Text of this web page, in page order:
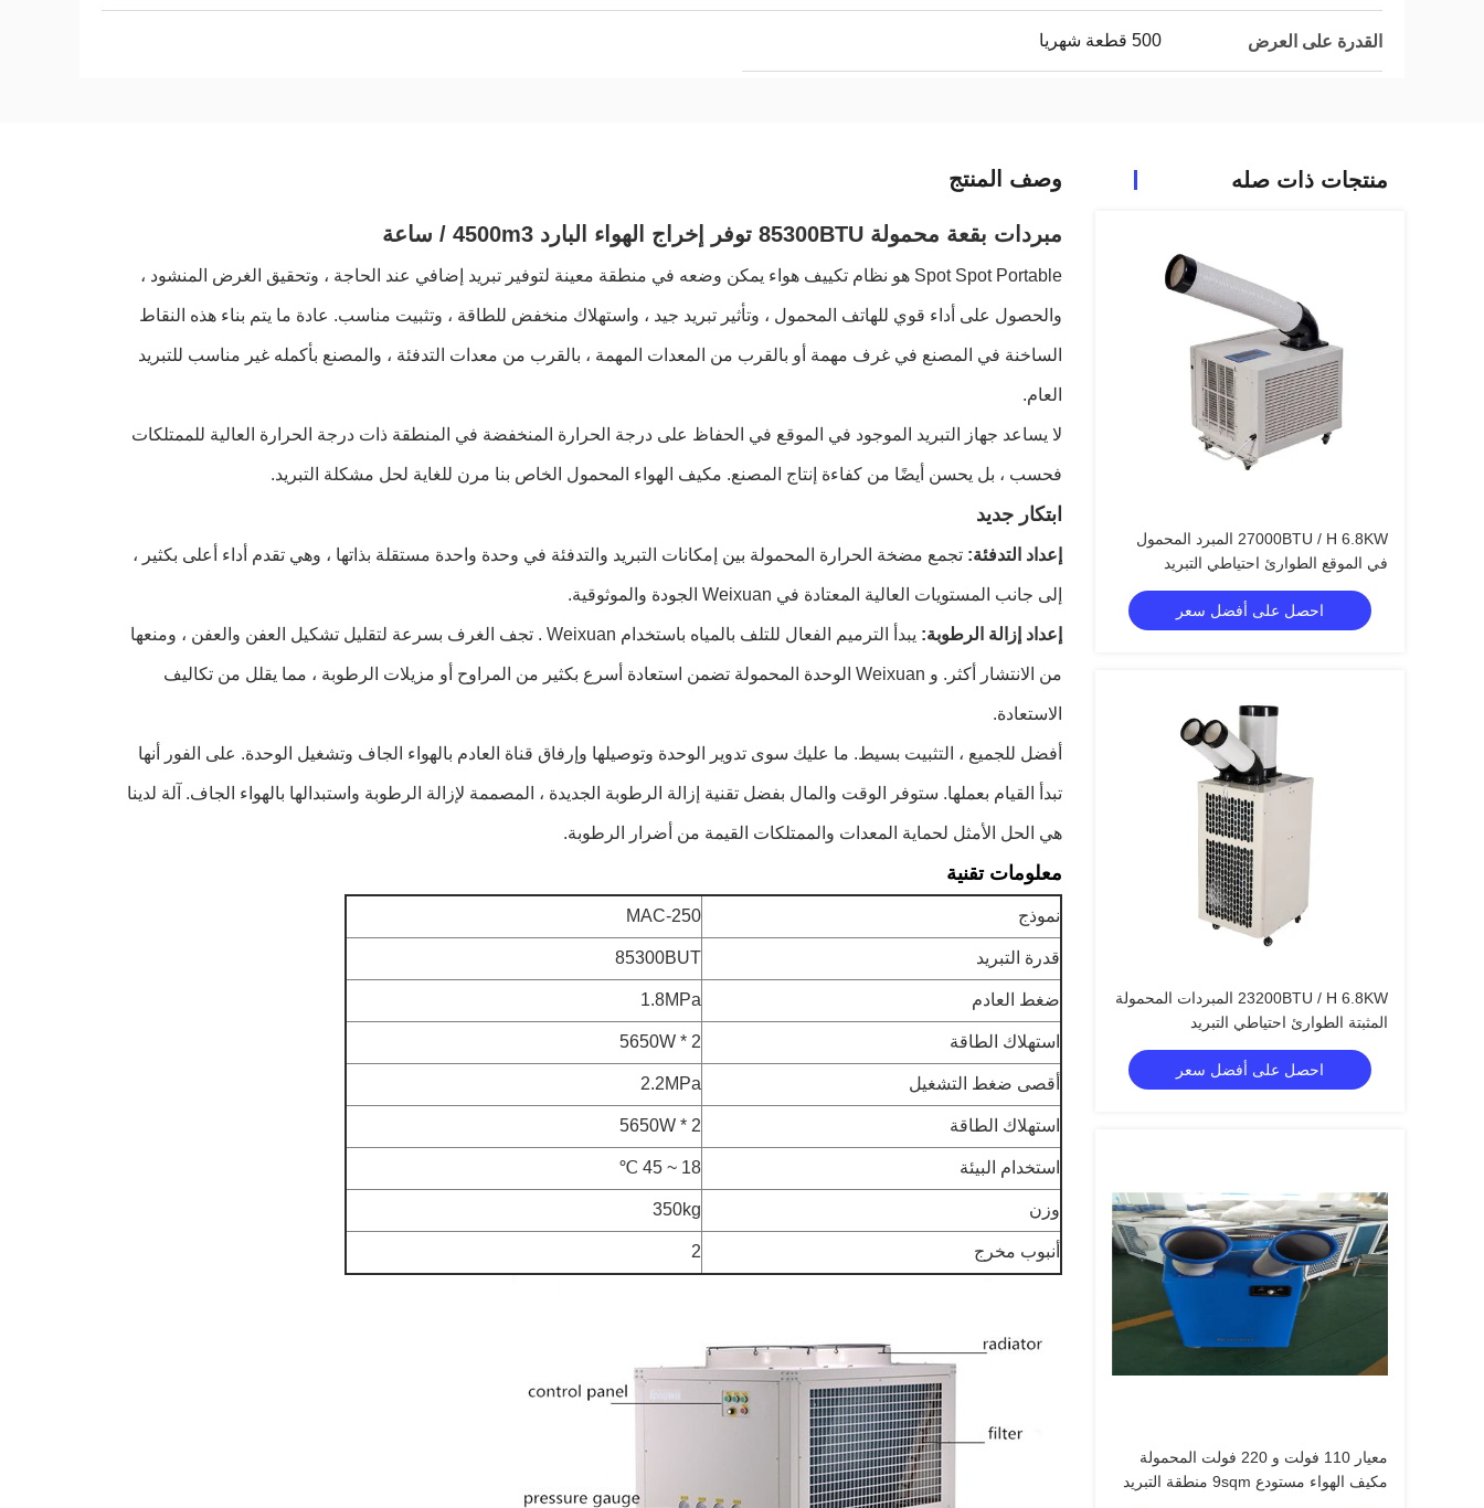
القدرة على العرض 500 قطعة شهريا
منتجات ذات صله
27000BTU / H 6.8KW المبرد المحمول
في الموقع الطوارئ احتياطي التبريد
احصل على أفضل سعر
23200BTU / H 6.8KW المبردات المحمولة
المثبتة الطوارئ احتياطي التبريد
احصل على أفضل سعر
معيار 110 فولت و 220 فولت المحمولة
مكيف الهواء مستودع 9sqm منطقة التبريد
وصف المنتج
مبردات بقعة محمولة 85300BTU توفر إخراج الهواء البارد 4500m3 / ساعة
Spot Spot Portable هو نظام تكييف هواء يمكن وضعه في منطقة معينة لتوفير تبريد إضافي عند الحاجة ، وتحقيق الغرض المنشود ،
والحصول على أداء قوي للهاتف المحمول ، وتأثير تبريد جيد ، واستهلاك منخفض للطاقة ، وتثبيت مناسب. عادة ما يتم بناء هذه النقاط
الساخنة في المصنع في غرف مهمة أو بالقرب من المعدات المهمة ، بالقرب من معدات التدفئة ، والمصنع بأكمله غير مناسب للتبريد
العام.
لا يساعد جهاز التبريد الموجود في الموقع في الحفاظ على درجة الحرارة المنخفضة في المنطقة ذات درجة الحرارة العالية للممتلكات
فحسب ، بل يحسن أيضًا من كفاءة إنتاج المصنع. مكيف الهواء المحمول الخاص بنا مرن للغاية لحل مشكلة التبريد.
ابتكار جديد
إعداد التدفئة: تجمع مضخة الحرارة المحمولة بين إمكانات التبريد والتدفئة في وحدة واحدة مستقلة بذاتها ، وهي تقدم أداء أعلى بكثير ،
إلى جانب المستويات العالية المعتادة في Weixuan الجودة والموثوقية.
إعداد إزالة الرطوبة: يبدأ الترميم الفعال للتلف بالمياه باستخدام Weixuan . تجف الغرف بسرعة لتقليل تشكيل العفن والعفن ، ومنعها
من الانتشار أكثر. و Weixuan الوحدة المحمولة تضمن استعادة أسرع بكثير من المراوح أو مزيلات الرطوبة ، مما يقلل من تكاليف
الاستعادة.
أفضل للجميع ، التثبيت بسيط. ما عليك سوى تدوير الوحدة وتوصيلها وإرفاق قناة العادم بالهواء الجاف وتشغيل الوحدة. على الفور أنها
تبدأ القيام بعملها. ستوفر الوقت والمال بفضل تقنية إزالة الرطوبة الجديدة ، المصممة لإزالة الرطوبة واستبدالها بالهواء الجاف. آلة لدينا
هي الحل الأمثل لحماية المعدات والممتلكات القيمة من أضرار الرطوبة.
معلومات تقنية
نموذج MAC-250
قدرة التبريد 85300BUT
ضغط العادم 1.8MPa
استهلاك الطاقة 5650W * 2
أقصى ضغط التشغيل 2.2MPa
استهلاك الطاقة 5650W * 2
استخدام البيئة 18 ~ 45 ℃
وزن 350kg
أنبوب مخرج 2